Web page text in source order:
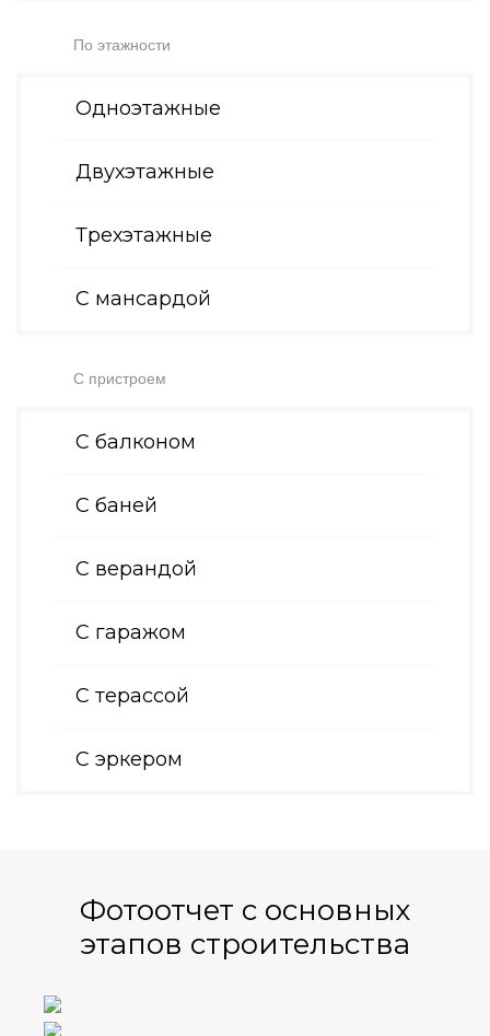
По этажности
Одноэтажные
Двухэтажные
Трехэтажные
С мансардой
С пристроем
С балконом
С баней
С верандой
С гаражом
С терассой
С эркером
Фотоотчет с основных
этапов строительства